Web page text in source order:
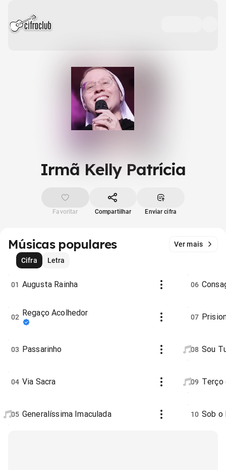
Irmã Kelly Patrícia
Favoritar Compartilhar Enviar cifra
Músicas populares
Ver mais
Cifra
Letra
01 Augusta Rainha
02 Regaço Acolhedor
03 Passarinho
04 Via Sacra
05 Generalíssima Imaculada
06
07
08 Sou
09 Terço
10 Sob o